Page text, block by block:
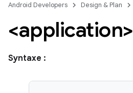
Android Developers Design & Plan
<application>
Syntaxe :